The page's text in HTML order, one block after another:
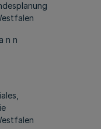
n n